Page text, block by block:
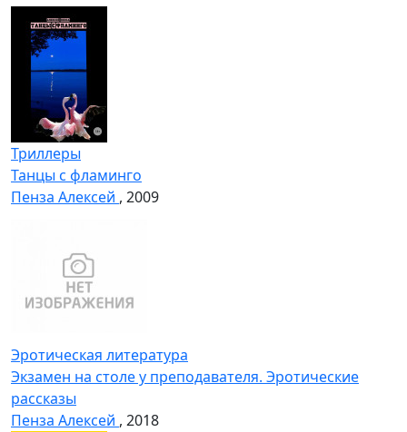
Триллеры
Танцы с фламинго
Пенза Алексей , 2009
Эротическая литература
Экзамен на столе у преподавателя. Эротические
рассказы
Пенза Алексей , 2018